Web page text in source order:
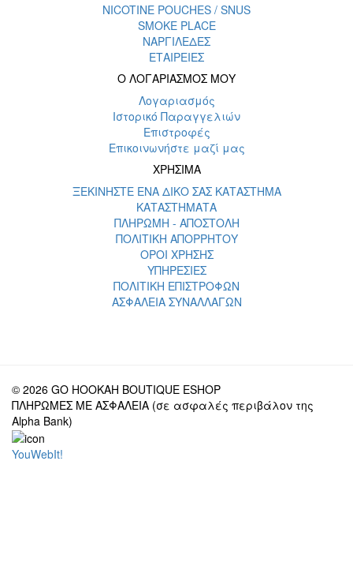
NICOTINE POUCHES / SNUS
SMOKE PLACE
ΝΑΡΓΙΛΕΔΕΣ
ΕΤΑΙΡΕΙΕΣ
Ο ΛΟΓΑΡΙΑΣΜΟΣ ΜΟΥ
Λογαριασμός
Ιστορικό Παραγγελιών
Επιστροφές
Επικοινωνήστε μαζί μας
ΧΡΗΣΙΜΑ
ΞΕΚΙΝΗΣΤΕ ΕΝΑ ΔΙΚΟ ΣΑΣ ΚΑΤΑΣΤΗΜΑ
ΚΑΤΑΣΤΗΜΑΤΑ
ΠΛΗΡΩΜΗ - ΑΠΟΣΤΟΛΗ
ΠΟΛΙΤΙΚΗ ΑΠΟΡΡΗΤΟΥ
ΟΡΟΙ ΧΡΗΣΗΣ
ΥΠΗΡΕΣΙΕΣ
ΠΟΛΙΤΙΚΗ ΕΠΙΣΤΡΟΦΩΝ
ΑΣΦΑΛΕΙΑ ΣΥΝΑΛΛΑΓΩΝ
© 2026 GO HOOKAH BOUTIQUE ESHOP
ΠΛΗΡΩΜΕΣ ΜΕ ΑΣΦΑΛΕΙΑ (σε ασφαλές περιβάλον της
Alpha Bank)
YouWebIt!